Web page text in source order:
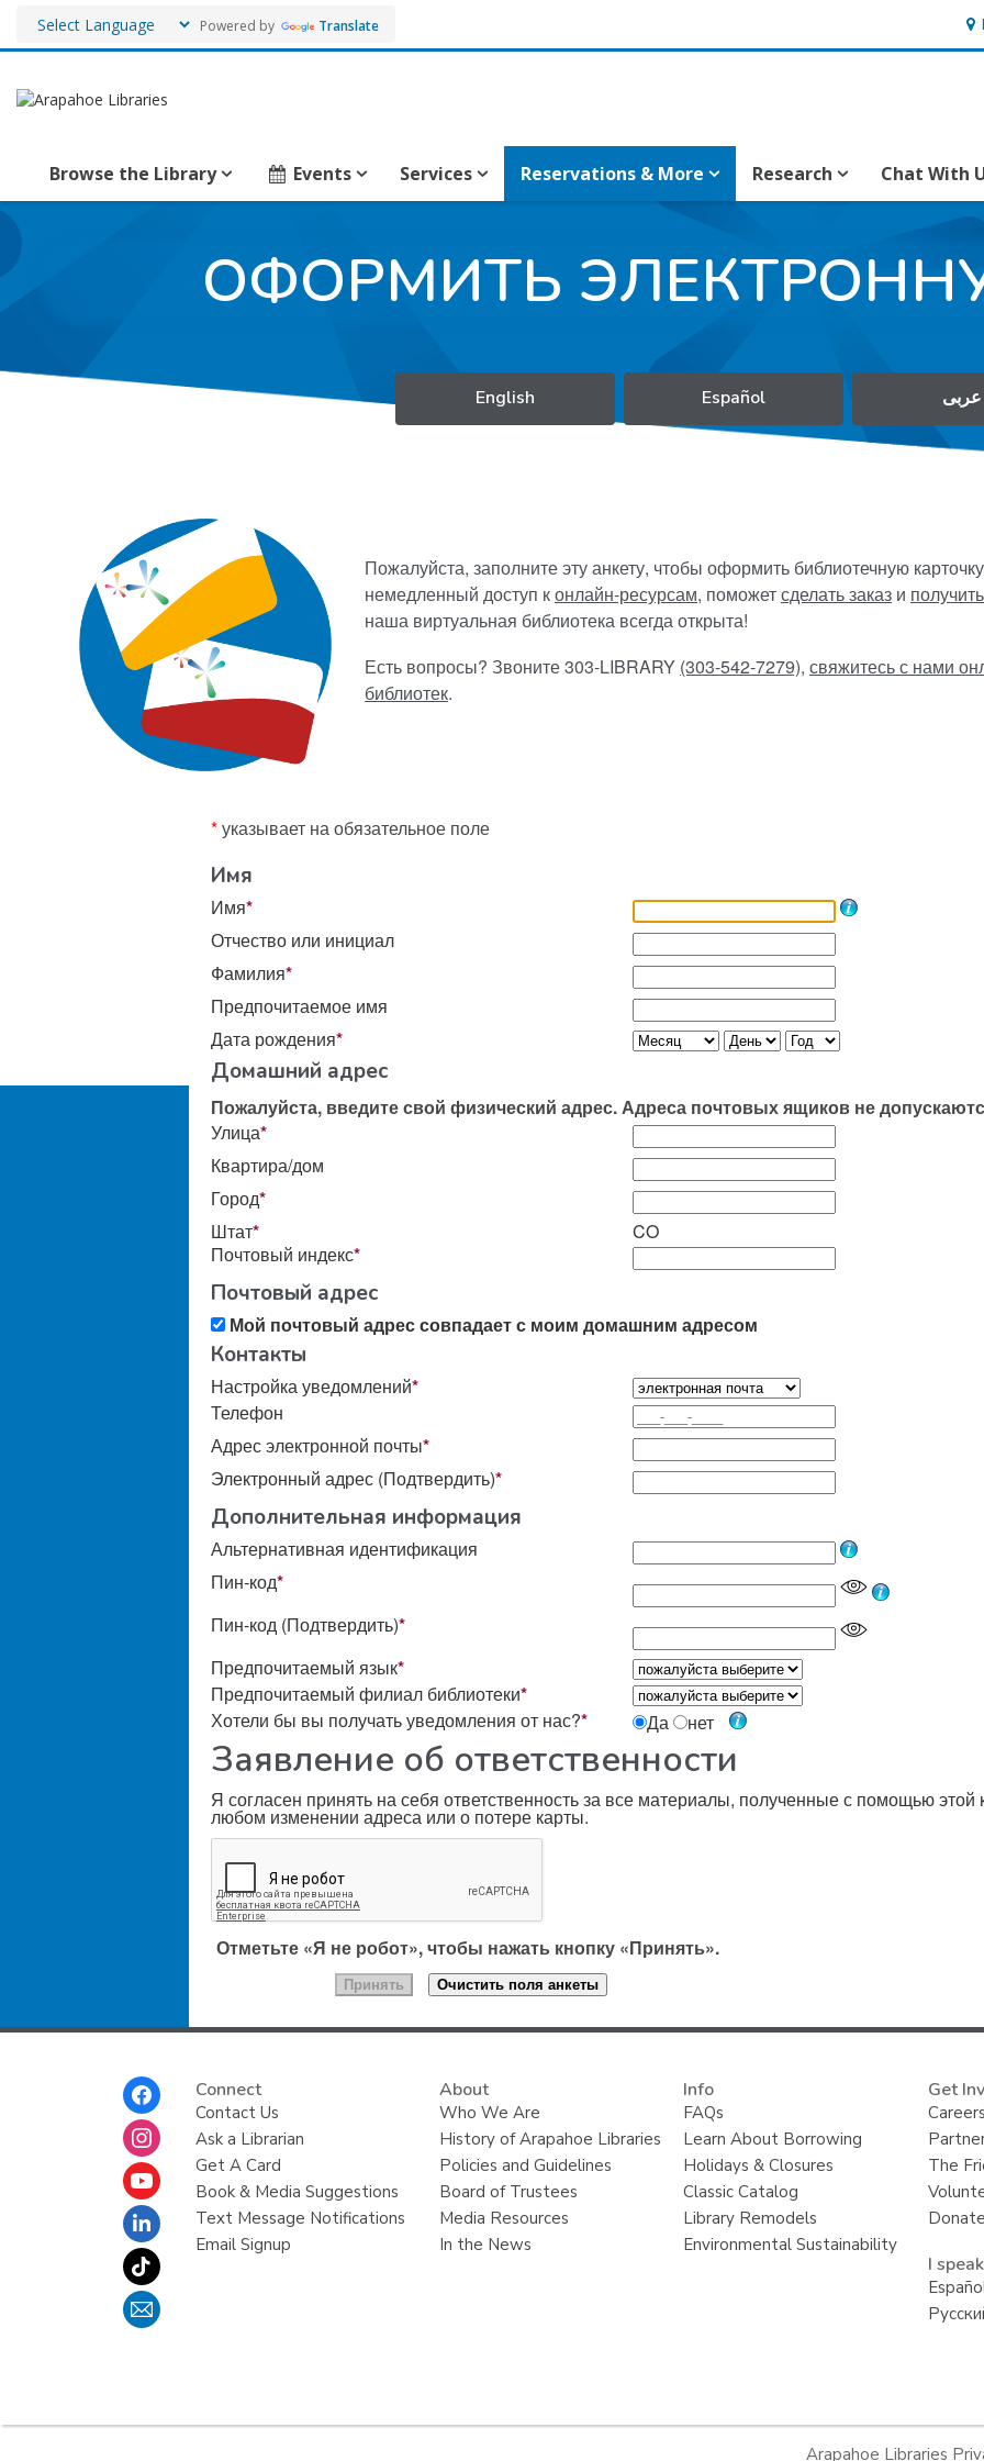
Powered by Translate
Browse the Library Events Services Reservations & More Research Chat With
ОФОРМИТЬ
English Español عربى
Пожалуйста, заполните эту анкету, чтобы оформить библиотечную
немедленный доступ конлайн-ресурсам, поможетсделать заказ и
наша виртуальная библиотека всегда открыта!
Есть вопросы? Звоните 303-LIBRARY (303-542-7279), свяжитесь с нами
библиотек.
*указывает на обязательное поле
Имя
Имя*
Отчество или инициал
Фамилия*
Предпочитаемое имя
Дата рождения*
Домашний адрес
Пожалуйста, введите свой физический адрес. Адреса почтовых ящиков не
Улица*
Квартира/дом
Город*
Штат*
CO
Почтовый индекс*
Почтовый адрес
Мой почтовый адрес совпадает с моим домашним адресом
Контакты
Настройка уведомлений*
Телефон
Адрес электронной почты*
Электронный адрес (Подтвердить)*
Дополнительная информация
Альтернативная идентификация
Пин-код*
Пин-код (Подтвердить)*
Предпочитаемый язык*
Предпочитаемый филиал библиотеки*
Хотели бы вы получать уведомления от нас?* Да нет
Заявление об ответственности
Я согласен принять на себя ответственность за все материалы, полученные с помощью
любом изменении адреса или о потере карты.
Отметьте «Я не робот», чтобы нажать кнопку «Принять».
Connect
Contact Us
Ask a Librarian
Get A Card
Book & Media Suggestions
Text Message Notifications
Email Signup
About
Who We Are
History of Arapahoe Libraries
Policies and Guidelines
Board of Trustees
Media Resources
In the News
Info
FAQs
Learn About Borrowing
Holidays & Closures
Classic Catalog
Library Remodels
Environmental Sustainability
Get
The
I
Arapahoe Libraries